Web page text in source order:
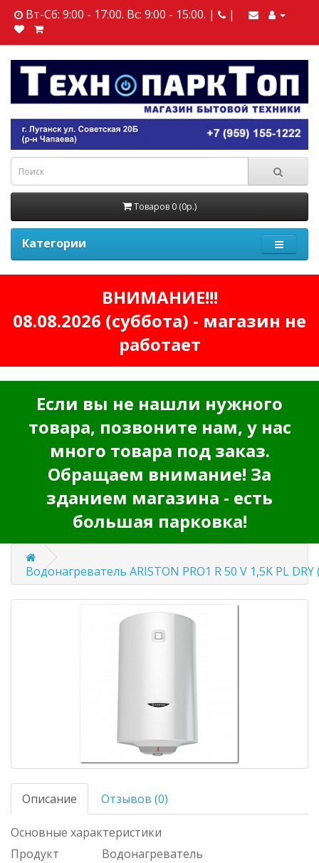
Вт-Сб: 9:00 - 17:00. Вс: 9:00 - 15:00. | |
Товаров 0 (0р.)
Категории
ВНИМАНИЕ!!!
08.08.2026 (суббота) - магазин не
работает
Если вы не нашли нужного
товара, позвоните нам, у нас
много товара под заказ.
Обращаем внимание! За
зданием магазина - есть
большая парковка!
Водонагреватель ARISTON PRO1 R 50 V 1,5K PL DRY
Описание Отзывов (0)
Основные характеристики
Продукт
Водонагреватель